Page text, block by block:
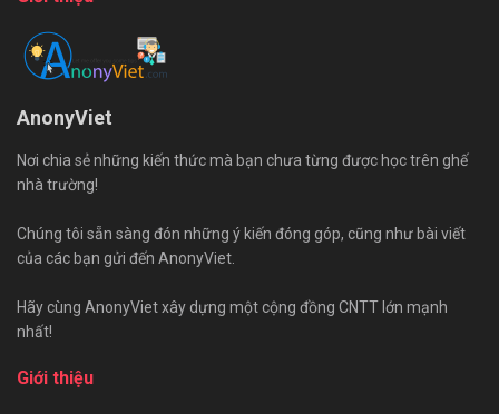
AnonyViet
Nơi chia sẻ những kiến thức mà bạn chưa từng được học trên ghế
nhà trường!
Chúng tôi sẵn sàng đón những ý kiến đóng góp, cũng như bài viết
của các bạn gửi đến AnonyViet.
Hãy cùng AnonyViet xây dựng một cộng đồng CNTT lớn mạnh
nhất!
Giới thiệu